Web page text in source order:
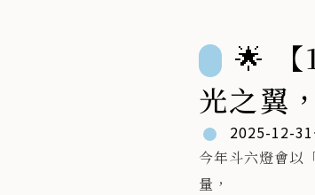
地點：古坑國小
團隊：即將成真
​📍 第八站：【麥
地點：麥寮社教
​團隊：舞工廠舞團
能量的聚湧，並
🌟 【
光之翼
🌟 2025-12-
今年斗六燈會以
量，